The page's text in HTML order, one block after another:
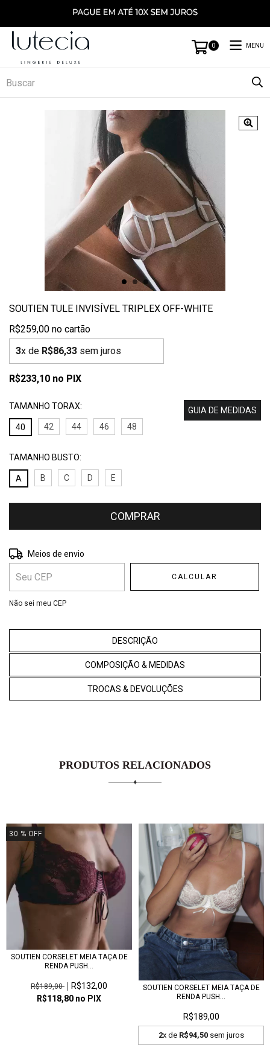
0 MENU
SOUTIEN TULE INVISÍVEL TRIPLEX OFF-WHITE
R$259,00
3x de R$86,33 sem juros
R$233,10 no PIX
TAMANHO TORAX:
GUIA DE MEDIDAS
40
42 44 46 48
TAMANHO BUSTO:
A B C D E
Entregas para o CEP:
Meios de envio
CALCULAR
Não sei meu CEP
DESCRIÇÃO
COMPOSIÇÃO & MEDIDAS
TROCAS & DEVOLUÇÕES
PRODUTOS RELACIONADOS
30 % OFF
SOUTIEN CORSELET MEIA TAÇA DE
RENDA PUSH...
R$189,00
R$132,00
R$118,80 no PIX
SOUTIEN CORSELET MEIA TAÇA DE
RENDA PUSH...
R$189,00
2x de R$94,50sem juros